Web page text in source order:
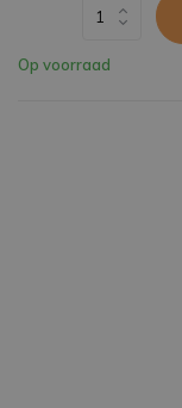
Op voorraad